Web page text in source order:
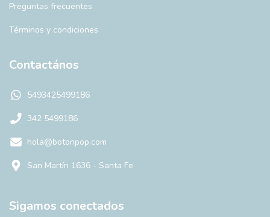
Preguntas frecuentes
Términos y condiciones
Contactános
5493425499186
342 5499186
hola@botonpop.com
San Martín 1636 - Santa Fe
Sigamos conectados